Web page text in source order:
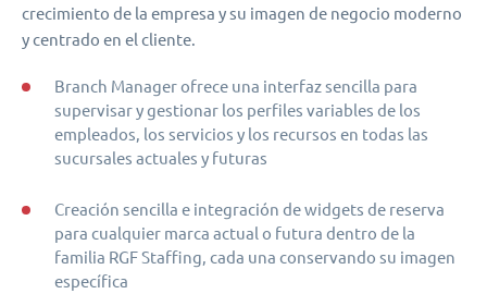
crecimiento de la empresa y su imagen de negocio moderno
y centrado en el cliente.
Branch Manager ofrece una interfaz sencilla para
supervisar y gestionar los perfiles variables de los
empleados, los servicios y los recursos en todas las
sucursales actuales y futuras
Creación sencilla e integración de widgets de reserva
para cualquier marca actual o futura dentro de la
familia RGF Staffing, cada una conservando su imagen
específica